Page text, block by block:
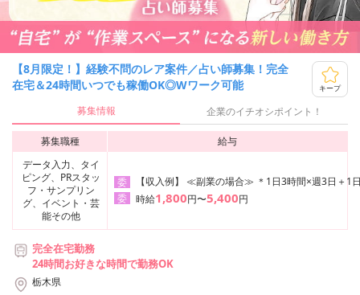
【8月限定！】経験不問のレア案件／占い師募集！完全
在宅＆24時間いつでも稼働OK◎Wワーク可能
キープ
募集情報 企業のイチオシポイント！
募集職種
給与
データ入力、タイ
ピング、PRスタッ
フ・サンプリン
グ、イベント・芸
能その他
委
【収入例】 ≪副業の場合≫ ＊1日3時間×週3日＋1
委
時給1,800円〜5,400円
完全在宅勤務
24時間お好きな時間で勤務OK
栃木県